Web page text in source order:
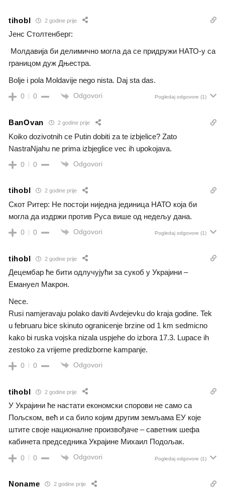
tihobl 2 godine prije
Јенс Столтенберг:
Молдавија би делимично могла да се придружи НАТО-у са
границом дуж Дњестра.
Bolje i pola Moldavije nego nista. Daj sta das.
0 0 Odgovori Pogledaj odgovore (1)
BanOvan 2 godine prije
Koiko dozivotnih ce Putin dobiti za te izbjelice? Zato
NastraNjahu ne prima izbjeglice vec ih upokojava.
0 0 Odgovori
tihobl 2 godine prije
Скот Ритер: Не постоји ниједна јединица НАТО која би
могла да издржи против Руса више од недељу дана.
0 0 Odgovori Pogledaj odgovore (1)
tihobl 2 godine prije
Децембар ће бити одлучујући за сукоб у Украјини –
Емануел Макрон.
Nece.
Rusi namjeravaju polako daviti Avdejevku do kraja godine. Tek
u februaru bice skinuto ogranicenje brzine od 1 km sedmicno
kako bi ruska vojska nizala uspjehe do izbora 17.3. Lupace ih
zestoko za vrijeme predizborne kampanje.
0 0 Odgovori
tihobl 2 godine prije
У Украјини ће настати економски спорови не само са
Пољском, већ и са било којим другим земљама ЕУ које
штите своје националне произвођаче – саветник шефа
кабинета председника Украјине Михаил Подољак.
0 0 Odgovori Pogledaj odgovore (1)
Noname 2 godine prije